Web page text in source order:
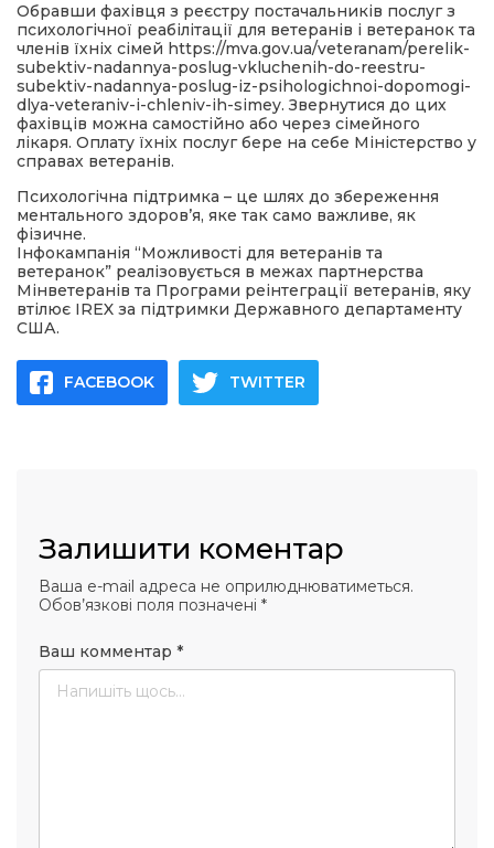
Обравши фахівця з реєстру постачальників послуг з
психологічної реабілітації для ветеранів і ветеранок та
членів їхніх сімей https://mva.gov.ua/veteranam/perelik-
subektiv-nadannya-poslug-vkluchenih-do-reestru-
subektiv-nadannya-poslug-iz-psihologichnoi-dopomogi-
dlya-veteraniv-i-chleniv-ih-simey. Звернутися до цих
фахівців можна самостійно або через сімейного
лікаря. Оплату їхніх послуг бере на себе Міністерство у
справах ветеранів.
Психологічна підтримка – це шлях до збереження
ментального здоров’я, яке так само важливе, як
фізичне.
Інфокампанія “Можливості для ветеранів та
ветеранок” реалізовується в межах партнерства
Мінветеранів та Програми реінтеграції ветеранів, яку
втілює IREX за підтримки Державного департаменту
США.
FACEBOOK TWITTER
Залишити коментар
Ваша e-mail адреса не оприлюднюватиметься.
Обов’язкові поля позначені *
Ваш комментар *